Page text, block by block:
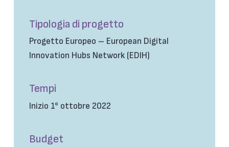
Tipologia di progetto
Progetto Europeo – European Digital
Innovation Hubs Network (EDIH)
Tempi
Inizio 1° ottobre 2022
Budget